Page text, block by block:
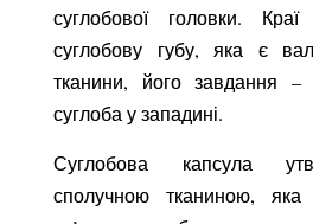
суглобової головки.
суглобову губу, яка є
тканини, його завдання –
суглоба у западині.
Суглобова капсула
сполучною тканиною, яка